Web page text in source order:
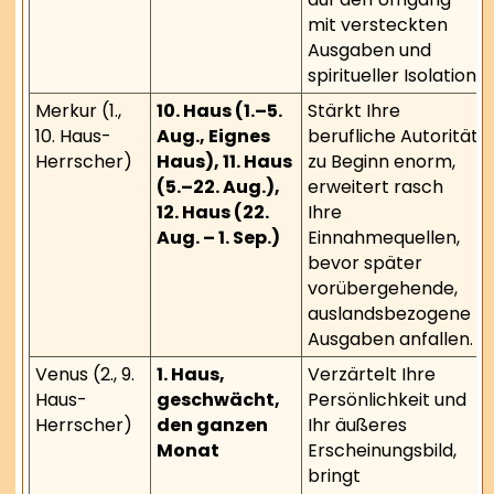
mit versteckten
Ausgaben und
spiritueller Isolation.
Merkur (1.,
10. Haus-
Herrscher)
10. Haus (1.–5.
Aug., Eignes
Haus), 11. Haus
(5.–22. Aug.),
12. Haus (22.
Aug. – 1. Sep.)
Stärkt Ihre
berufliche Autorität
zu Beginn enorm,
erweitert rasch
Ihre
Einnahmequellen,
bevor später
vorübergehende,
auslandsbezogene
Ausgaben anfallen.
Venus (2., 9.
Haus-
Herrscher)
1. Haus,
geschwächt,
den ganzen
Monat
Verzärtelt Ihre
Persönlichkeit und
Ihr äußeres
Erscheinungsbild,
bringt